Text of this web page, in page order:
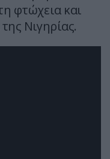
φτώχεια και
Νιγηρίας.